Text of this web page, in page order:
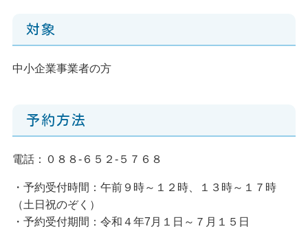
対象
中小企業事業者の方
予約方法
電話：０８８-６５２-５７６８
・予約受付時間：午前９時～１２時、１３時～１７時
（土日祝のぞく）
・予約受付期間：令和４年7月１日～７月１５日